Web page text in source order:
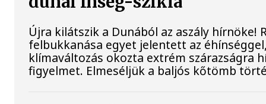
Újra kilátszik a Dunából az aszály hírnöke!
felbukkanása egyet jelentett az
klímaváltozás okozta extrém szárazságra
figyelmet. Elmeséljük a baljós kőtömb